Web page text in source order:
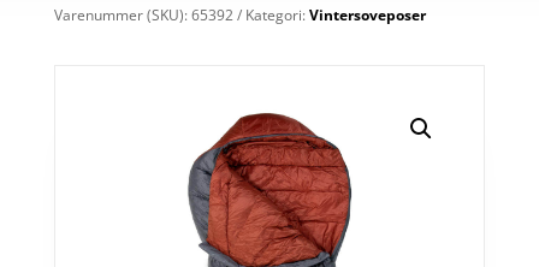
Varenummer (SKU):65392 Kategori:Vintersoveposer